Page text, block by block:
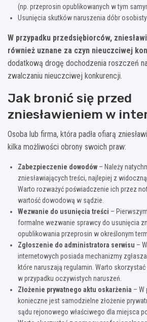
(np. przeprosin opublikowanych w tym
Usunięcia skutków naruszenia dóbr
W przypadku przedsiębiorców,
również uznane za czyn nieuczciwej
dodatkową drogę dochodzenia roszczeń
zwalczaniu nieuczciwej konkurencji.
Jak bronić się przed
zniesławieniem w
Osoba lub firma, która padła ofiarą
kilka możliwości obrony swoich praw:
Zabezpieczenie dowodów – Należy
zniesławiających treści, najlepiej z
Warto rozważyć poświadczenie ich przez
wartość dowodową w sądzie.
Wezwanie do usunięcia treści –
formalne wezwanie sprawcy do usunięcia
opublikowania przeprosin w określonym
Zgłoszenie do administratora serwisu –
internetowych posiada mechanizmy
które naruszają regulamin. Warto
w przypadku oczywistych naruszeń.
Złożenie prywatnego aktu oskarżenia – W
konieczne jest samodzielne złożenie
sądu rejonowego właściwego dla miejsca